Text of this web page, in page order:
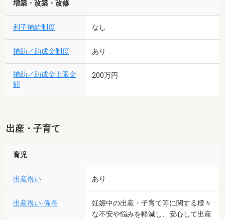
増築・改築・改修
利子補給制度 なし
補助／助成金制度 あり
補助／助成金上限金
額
200万円
出産・子育て
育児
出産祝い あり
出産祝い-備考
妊娠中の出産・子育て等に関する様々
な不安や悩みを軽減し、安心して出産